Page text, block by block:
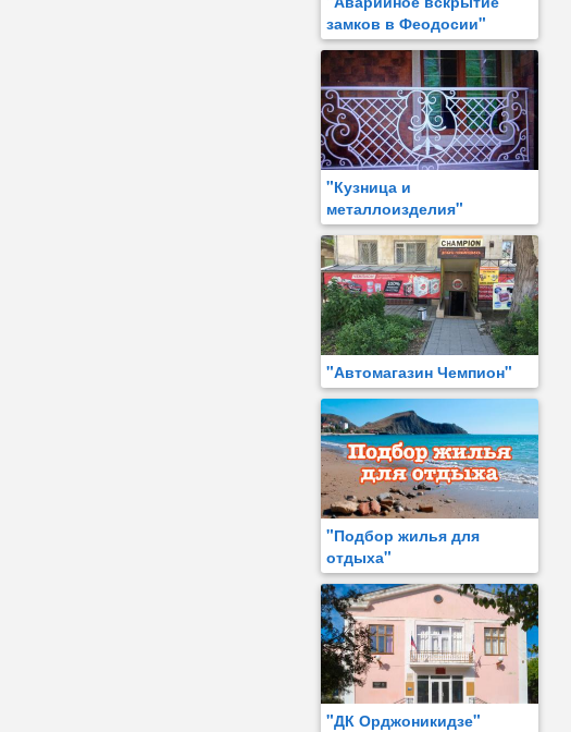
замков в Феодосии"
"Кузница и
металлоизделия"
"Автомагазин Чемпион"
"Подбор жилья для
отдыха"
"ДК Орджоникидзе"